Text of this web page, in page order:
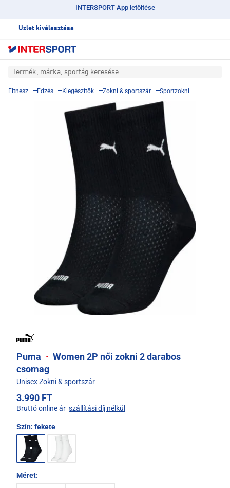
INTERSPORT App letöltése
Üzlet kiválasztása
Termék, márka, sportág keresése
Fitnesz Edzés Kiegészítők Zokni & sportszár Sportzokni
Puma · Women 2P női zokni 2 darabos
csomag
Unisex Zokni & sportszár
3.990 FT
Bruttó online ár szállítási díj nélkül
Szín: fekete
Méret: